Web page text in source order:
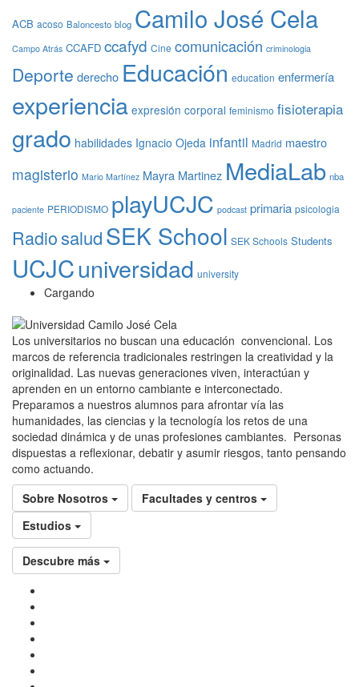
ACB acoso Baloncesto blog Camilo José Cela
Campo Atrás CCAFD ccafyd Cine comunicación criminologia
Deporte derecho Educación education enfermería
experiencia expresión corporal feminismo fisioterapia
grado habilidades Ignacio Ojeda infantil Madrid maestro
magisterio Mario Martínez Mayra Martinez MediaLab nba
paciente PERIODISMO playUCJC podcast primaria psicologia
RadiosaludSEK School SEK Schools Students
UCJCuniversidad university
Cargando
Los universitarios no buscan una educación convencional. Los
marcos de referencia tradicionales restringen la creatividad y la
originalidad. Las nuevas generaciones viven, interactúan y
aprenden en un entorno cambiante e interconectado.
Preparamos a nuestros alumnos para afrontar vía las
humanidades, las ciencias y la tecnología los retos de una
sociedad dinámica y de unas profesiones cambiantes. Personas
dispuestas a reflexionar, debatir y asumir riesgos, tanto pensando
como actuando.
Sobre Nosotros
Facultades y centros
Estudios
Descubre más